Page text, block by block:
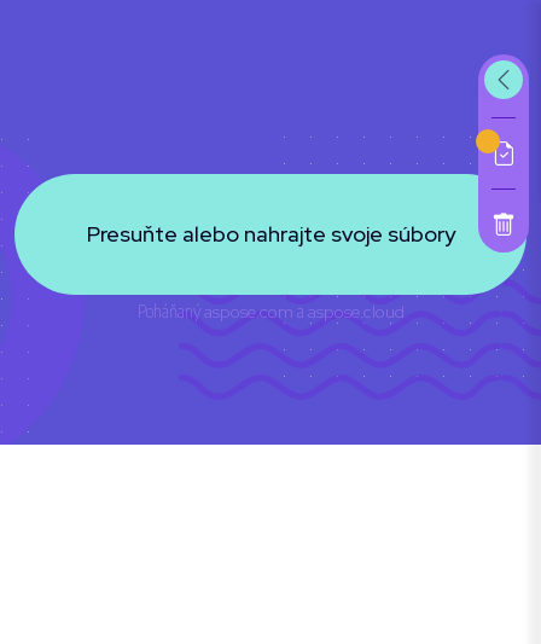
Presuňte alebo nahrajte svoje súbory
Poháňanýaspose.com a aspose.cloud